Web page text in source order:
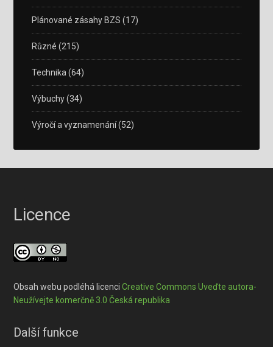
Plánované zásahy BZS (17)
Různé (215)
Technika (64)
Výbuchy(34)
Výročí a vyznamenání(52)
Licence
Obsah webu podléhá licenciCreative Commons Uveďte autora-
Neužívejte komerčně 3.0 Česká republika
Další funkce